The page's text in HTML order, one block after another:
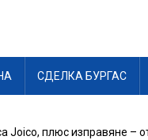
СДЕЛКА БУРГАС
Joico, плюс изправяне –